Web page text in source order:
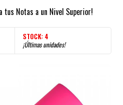
tus Notas a un Nivel Superior!
STOCK: 4
¡Últimas unidades!